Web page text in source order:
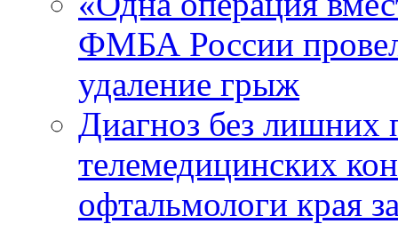
ФМБА России
удаление грыж
Диагноз без лишних
телемедицинских
офтальмологи края